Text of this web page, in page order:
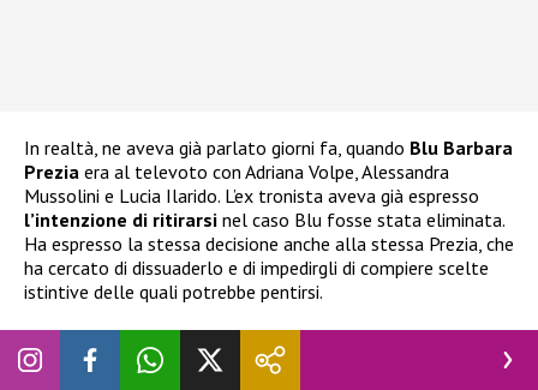
In realtà, ne aveva già parlato giorni fa, quando Blu Barbara
Prezia era al televoto con Adriana Volpe, Alessandra
Mussolini e Lucia Ilarido. L’ex tronista aveva già espresso
l’intenzione di ritirarsi nel caso Blu fosse stata eliminata.
Ha espresso la stessa decisione anche alla stessa Prezia, che
ha cercato di dissuaderlo e di impedirgli di compiere scelte
istintive delle quali potrebbe pentirsi.
Grande Fratello Vip, Nicolò Brigante vuole